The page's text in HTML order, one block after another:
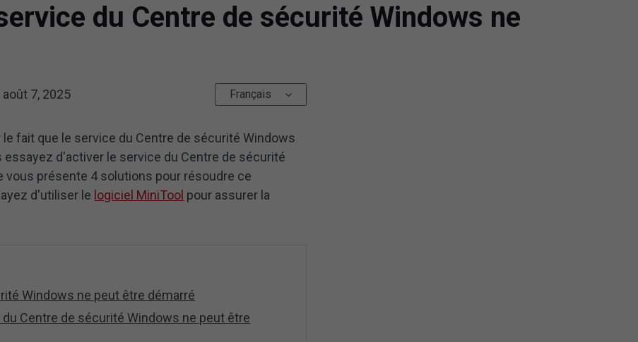
du Centre de sécurité Windows ne
août 7, 2025 Français
fait que le service du Centre de sécurité Windows
d'activer le service du Centre de sécurité
vous présente 4 solutions pour résoudre ce
d'utiliser le logiciel MiniTool pour assurer la
Windows ne peut être démarré
Centre de sécurité Windows ne peut être